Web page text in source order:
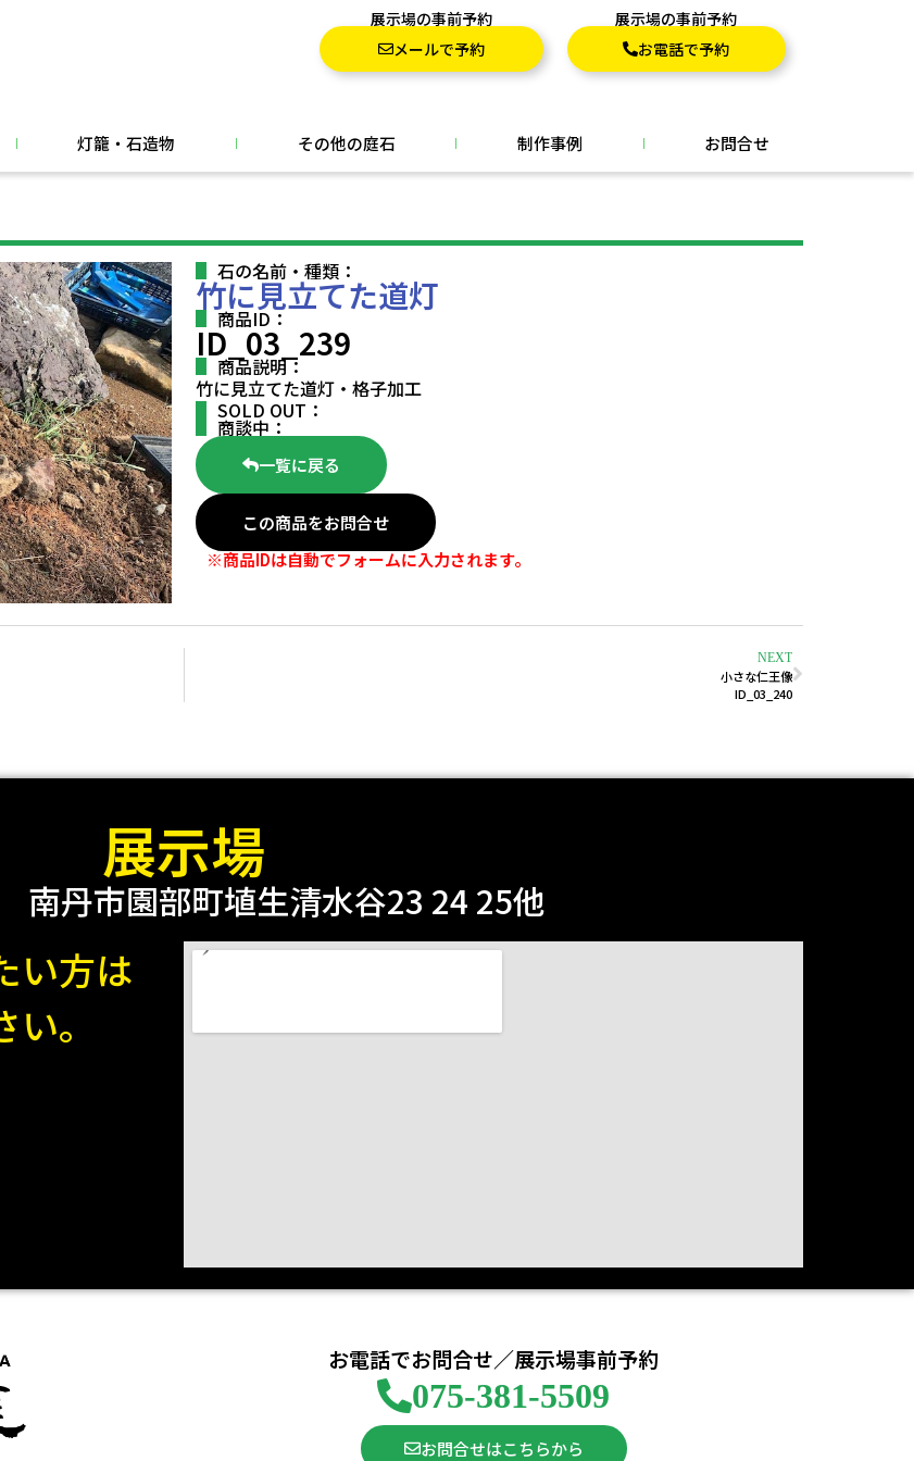
展示場の事前予約
メールで予約
展示場の事前予約
お電話で予約
灯籠・石造物 その他の庭石 制作事例 お問合せ
石の名前・種類：
竹に見立てた道灯
商品ID：
ID_03_239
商品説明：
竹に見立てた道灯・格子加工
SOLD OUT：
商談中：
一覧に戻る
この商品をお問合せ
※商品IDは自動でフォームに入力されます。
NEXT
小さな仁王像
ID_03_240
展示場
南丹市園部町埴生清水谷23 24 25他
い方は
。
お電話でお問合せ／展示場事前予約
075-381-5509
お問合せはこちらから